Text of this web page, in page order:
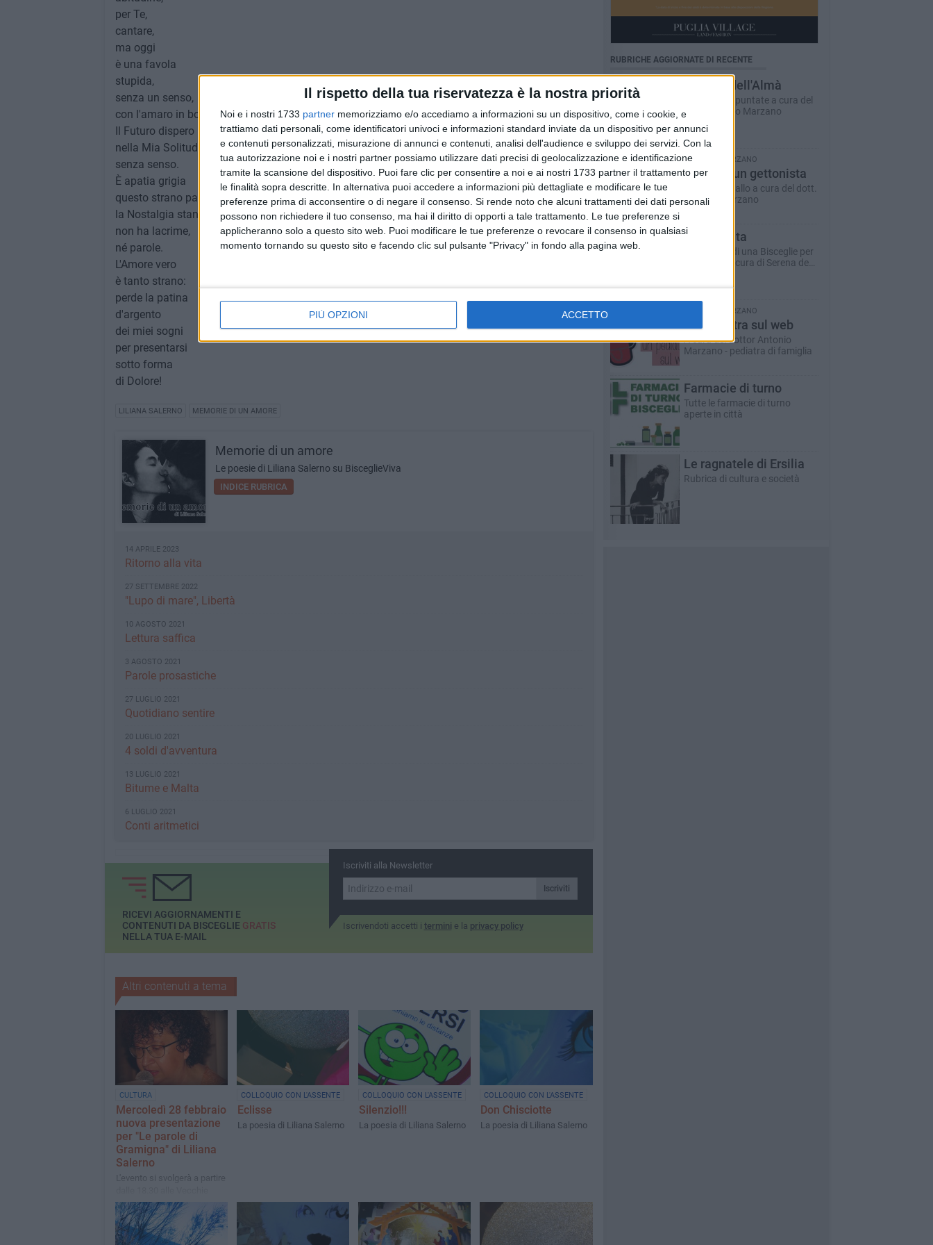
Il rispetto della tua riservatezza è la nostra priorità
Noi e i nostri 1733 partner memorizziamo e/o accediamo a informazioni su un dispositivo, come i cookie, e
trattiamo dati personali, come identificatori univoci e informazioni standard inviate da un dispositivo per annunci
e contenuti personalizzati, misurazione di annunci e contenuti, analisi dell'audience e sviluppo dei servizi. Con la
tua autorizzazione noi e i nostri partner possiamo utilizzare dati precisi di geolocalizzazione e identificazione
tramite la scansione del dispositivo. Puoi fare clic per consentire a noi e ai nostri 1733 partner il trattamento per
le finalità sopra descritte. In alternativa puoi accedere a informazioni più dettagliate e modificare le tue
preferenze prima di acconsentire o di negare il consenso. Si rende noto che alcuni trattamenti dei dati personali
possono non richiedere il tuo consenso, ma hai il diritto di opporti a tale trattamento. Le tue preferenze si
applicheranno solo a questo sito web. Puoi modificare le tue preferenze o revocare il consenso in qualsiasi
momento tornando su questo sito e facendo clic sul pulsante "Privacy" in fondo alla pagina web.
PIÙ OPZIONI ACCETTO
per Te,
cantare,
ma oggi
è una favola
stupida,
senza un senso,
con l'amaro in bocca.
Il Futuro dispero
nella Mia Solitudine,
senza senso.
È apatia grigia
questo strano parlare;
la Nostalgia stanca
non ha lacrime,
né parole.
L'Amore vero
è tanto strano:
perde la patina
d'argento
dei miei sogni
per presentarsi
sotto forma
di Dolore!
LILIANA SALERNO MEMORIE DI UN AMORE
Memorie di un amore
Le poesie di Liliana Salerno su BisceglieViva
INDICE RUBRICA
14 APRILE 2023
Ritorno alla vita
27 SETTEMBRE 2022
"Lupo di mare", Libertà
10 AGOSTO 2021
Lettura saffica
3 AGOSTO 2021
Parole prosastiche
27 LUGLIO 2021
Quotidiano sentire
20 LUGLIO 2021
4 soldi d'avventura
13 LUGLIO 2021
Bitume e Malta
6 LUGLIO 2021
Conti aritmetici
Iscriviti alla Newsletter
Iscriviti
Iscrivendoti accetti i termini e la privacy policy
RICEVI AGGIORNAMENTI E
CONTENUTI DA BISCEGLIE GRATIS
NELLA TUA E-MAIL
Altri contenuti a tema
CULTURA
Mercoledì 28 febbraio
nuova presentazione
per "Le parole di
Gramigna" di Liliana
Salerno
L'evento si svolgerà a partire
Segherie Mastrototaro
COLLOQUIO CON L'ASSENTE
Eclisse
La poesia di Liliana Salerno
COLLOQUIO CON L'ASSENTE
Silenzio!!!
La poesia di Liliana Salerno
COLLOQUIO CON L'ASSENTE
Don Chisciotte
La poesia di Liliana Salerno
RUBRICHE AGGIORNATE DI RECENTE
Il Ponte dell'Almà
Romanzo a puntate a cura del
dott. Antonio Marzano
ANTONIO MARZANO
Morte di un gettonista
Racconto giallo a cura del dott.
Antonio Marzano
Dare la vita
Il racconto di una Bisceglie per
il Sociale - a cura di Serena de
ANTONIO MARZANO
Un pediatra sul web
A cura del dottor Antonio
Marzano - pediatra di famiglia
Farmacie di turno
Tutte le farmacie di turno
aperte in città
Le ragnatele di Ersilia
Rubrica di cultura e società